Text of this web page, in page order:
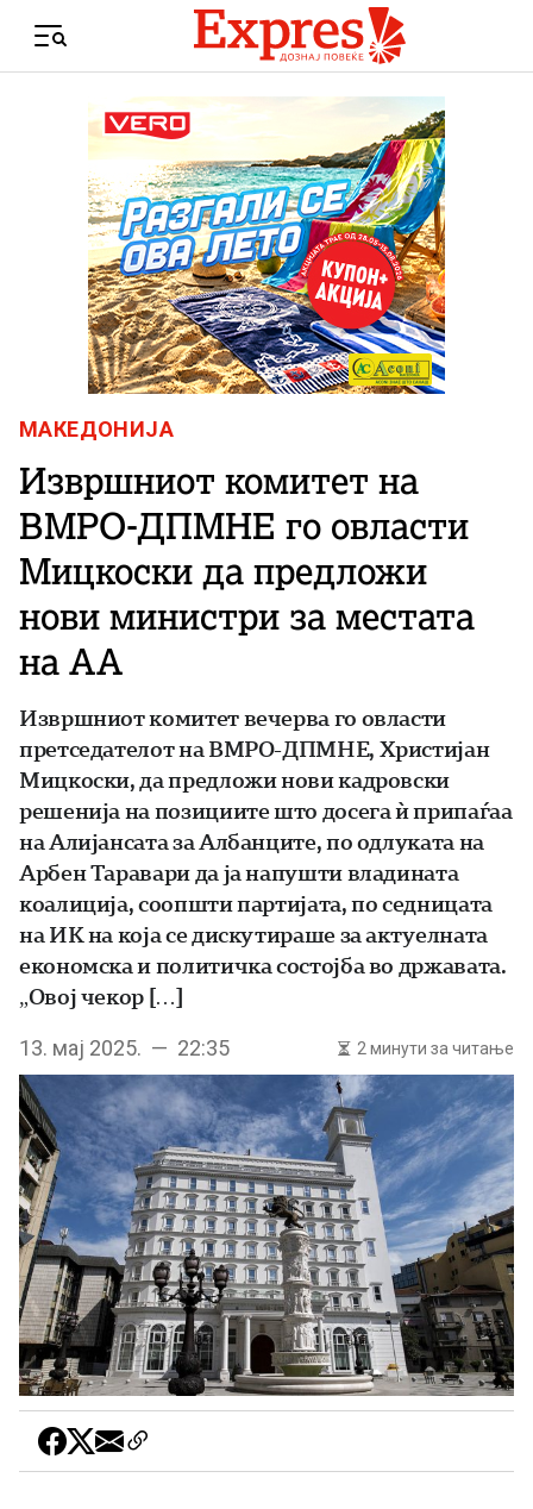
Menu
МАКЕДОНИЈА
Извршниот комитет на
ВМРО-ДПМНЕ го овласти
Мицкоски да предложи
нови министри за местата
на АА
Извршниот комитет вечерва го овласти
претседателот на ВМРО-ДПМНЕ, Христијан
Мицкоски, да предложи нови кадровски
решенија на позициите што досега ѝ припаѓаа
на Алијансата за Албанците, по одлуката на
Арбен Таравари да ја напушти владината
коалиција, соопшти партијата, по седницата
на ИК на која се дискутираше за актуелната
економска и политичка состојба во државата.
„Овој чекор […]
13. мај 2025. — 22:35 2 минути за читање